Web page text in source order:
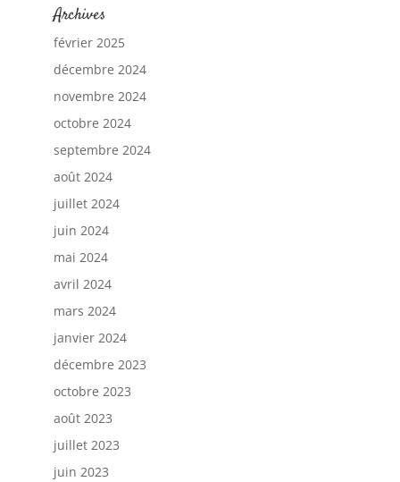
Archives
février 2025
décembre 2024
novembre 2024
octobre 2024
septembre 2024
août 2024
juillet 2024
juin 2024
mai 2024
avril 2024
mars 2024
janvier 2024
décembre 2023
octobre 2023
août 2023
juillet 2023
juin 2023